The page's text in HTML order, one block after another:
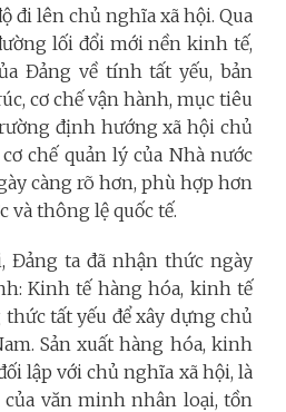
đi lên chủ nghĩa xã hội. Qua
lối đổi mới nền kinh tế,
Đảng về tính tất yếu, bản
cơ chế vận hành, mục tiêu
định hướng xã hội chủ
chế quản lý của Nhà nước
càng rõ hơn, phù hợp hơn
và thông lệ quốc tế.
Đảng ta đã nhận thức ngày
Kinh tế hàng hóa, kinh tế
tất yếu để xây dựng chủ
Sản xuất hàng hóa, kinh
lập với chủ nghĩa xã hội, là
văn minh nhân loại, tồn